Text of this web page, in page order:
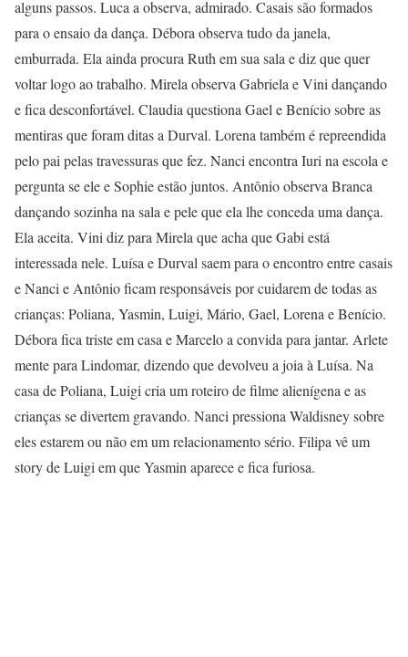
alguns passos. Luca a observa, admirado. Casais são formados
para o ensaio da dança. Débora observa tudo da janela,
emburrada. Ela ainda procura Ruth em sua sala e diz que quer
voltar logo ao trabalho. Mirela observa Gabriela e Vini dançando
e fica desconfortável. Claudia questiona Gael e Benício sobre as
mentiras que foram ditas a Durval. Lorena também é repreendida
pelo pai pelas travessuras que fez. Nanci encontra Iuri na escola e
pergunta se ele e Sophie estão juntos. Antônio observa Branca
dançando sozinha na sala e pele que ela lhe conceda uma dança.
Ela aceita. Vini diz para Mirela que acha que Gabi está
interessada nele. Luísa e Durval saem para o encontro entre casais
e Nanci e Antônio ficam responsáveis por cuidarem de todas as
crianças: Poliana, Yasmin, Luigi, Mário, Gael, Lorena e Benício.
Débora fica triste em casa e Marcelo a convida para jantar. Arlete
mente para Lindomar, dizendo que devolveu a joia à Luísa. Na
casa de Poliana, Luigi cria um roteiro de filme alienígena e as
crianças se divertem gravando. Nanci pressiona Waldisney sobre
eles estarem ou não em um relacionamento sério. Filipa vê um
story de Luigi em que Yasmin aparece e fica furiosa.